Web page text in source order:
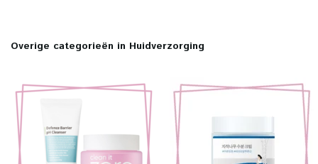
Overige categorieën in Huidverzorging